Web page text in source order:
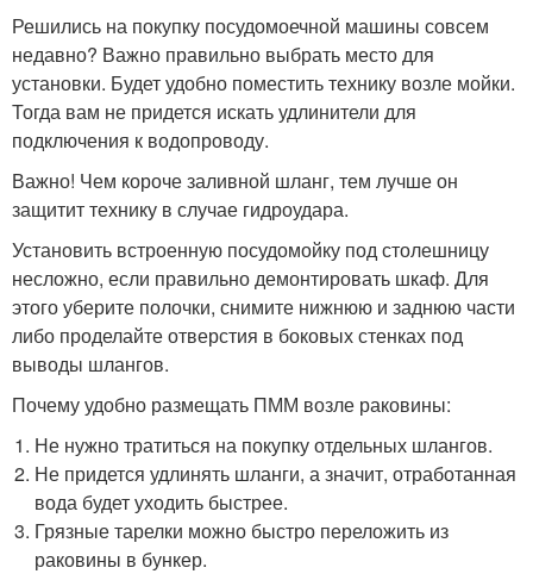
Решились на покупку посудомоечной машины совсем
недавно? Важно правильно выбрать место для
установки. Будет удобно поместить технику возле мойки.
Тогда вам не придется искать удлинители для
подключения к водопроводу.
Важно! Чем короче заливной шланг, тем лучше он
защитит технику в случае гидроудара.
Установить встроенную посудомойку под столешницу
несложно, если правильно демонтировать шкаф. Для
этого уберите полочки, снимите нижнюю и заднюю части
либо проделайте отверстия в боковых стенках под
выводы шлангов.
Почему удобно размещать ПММ возле раковины:
Не нужно тратиться на покупку отдельных шлангов.
Не придется удлинять шланги, а значит, отработанная
вода будет уходить быстрее.
Грязные тарелки можно быстро переложить из
раковины в бункер.